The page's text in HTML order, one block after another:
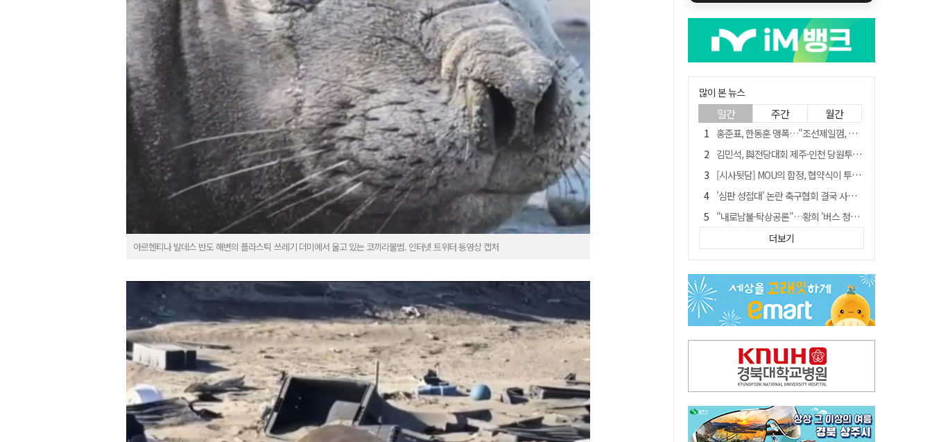
아르헨티나 발데스 반도 해변의 플라스틱 쓰레기 더미에서 울고 있는 코끼리물범. 인터넷 트위터 동영상 캡처
많이 본 뉴스
일간 주간 월간
홍준표, 한동훈 맹폭…"조선제일껌, 권력에 살고 권력에 죽었다"
김민석, 與전당대회 제주·인천 당원투표서 승리…누적 득표는 '초박빙'
[시사뒷담] MOU의 함정, 협약식이 투자 확정은 아니긴 해
'심판 성접대' 논란 축구협회 결국 사과…"깊이 반성, 쇄신하겠다"
"내로남불·탁상공론"…황희 '버스 청년주택' 제안에 與 내부서도 쓴소리
"경로당 통장에 비밀번호가 적혀 있다"…전국 돌며 경로당 13곳 턴 30대 구속
예안향교 대성전, '국가지정 보물로 지정'
휠체어 환자 발로 밀어 숨지게 한 70대 간병인…2심도 집행유예
박권현 청도군수, 국무총리에 "청도 물 공급 최대 3만t 늘려달라"
더보기